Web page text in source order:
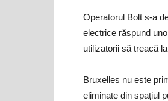
Operatorul Bolt s-a
electrice răspund
utilizatorii să treacă
Bruxelles nu este
eliminate din spațiul